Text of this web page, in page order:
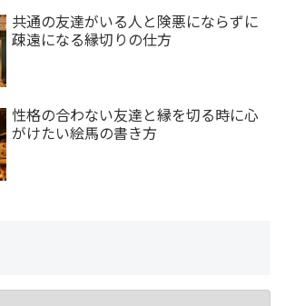
共通の友達がいる人と険悪にならずに
疎遠になる縁切りの仕方
性格の合わない友達と縁を切る時に心
がけたい絵馬の書き方